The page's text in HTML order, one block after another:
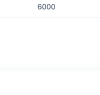
6000